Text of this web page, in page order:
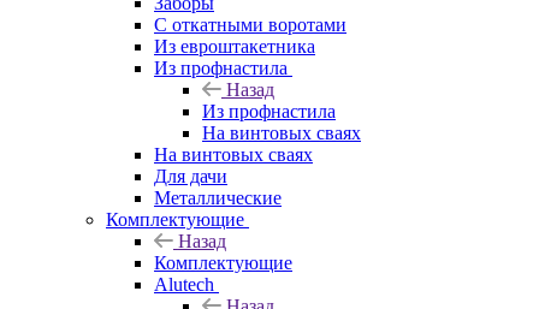
C откатными воротами
Из евроштакетника
Из профнастила
Назад
Из профнастила
На винтовых сваях
На винтовых сваях
Для дачи
Металлические
Комплектующие
Назад
Комплектующие
Alutech